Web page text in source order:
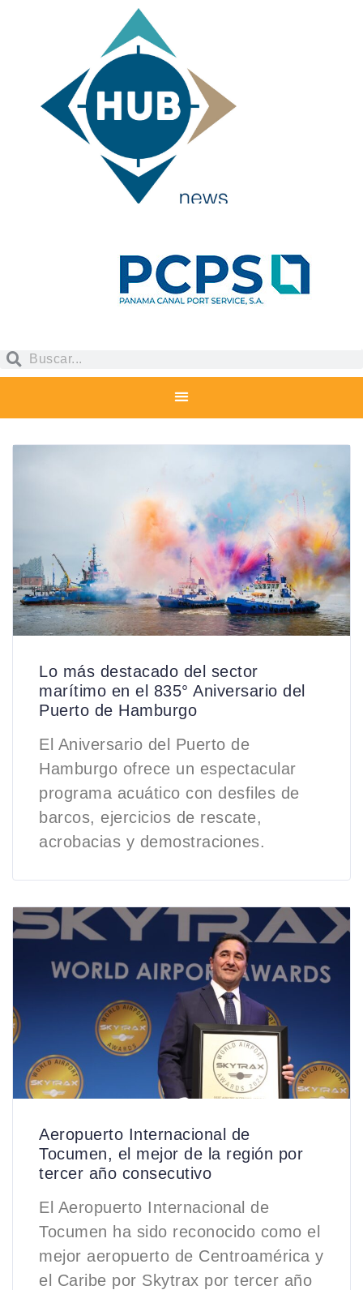
Lo más destacado del sector
marítimo en el 835° Aniversario del
Puerto de Hamburgo
El Aniversario del Puerto de
Hamburgo ofrece un espectacular
programa acuático con desfiles de
barcos, ejercicios de rescate,
acrobacias y demostraciones.
Aeropuerto Internacional de
Tocumen, el mejor de la región por
tercer año consecutivo
El Aeropuerto Internacional de
Tocumen ha sido reconocido como el
mejor aeropuerto de Centroamérica y
el Caribe por Skytrax por tercer año